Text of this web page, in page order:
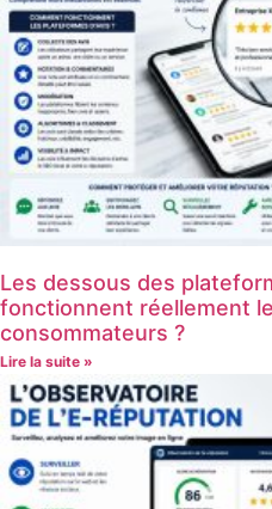
Les dessous des
fonctionnent réellement
consommateurs ?
Lire la suite »